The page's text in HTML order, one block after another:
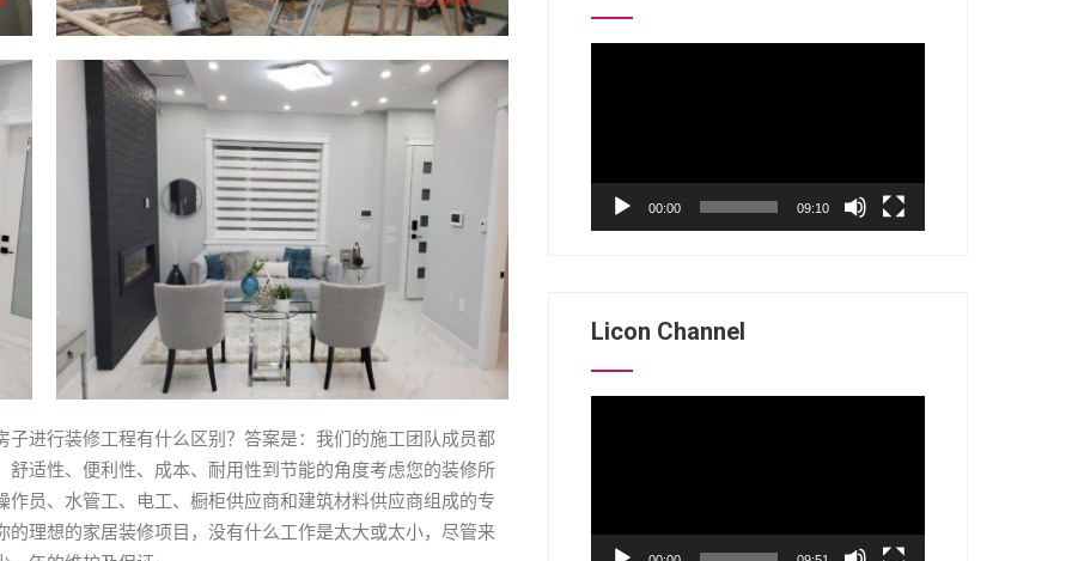
进行装修工程有什么区别？答案是：我们的施工团队成员都
适性、便利性、成本、耐用性到节能的角度考虑您的装修所
员、水管工、电工、橱柜供应商和建筑材料供应商组成的专
理想的家居装修项目，没有什么工作是太大或太小，尽管来
00:00 09:10
Licon Channel